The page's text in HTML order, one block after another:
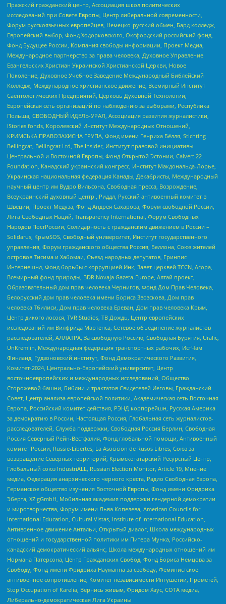
Пражский гражданский центр, Ассоциация школ политических
исследований при Совете Европы, Центр либеральной современности,
Форум русскоязычных европейцев, Немецко-русский обмен, Бард колледж,
Европейский выбор, Фонд Ходорковского, Оксфордский российский фонд,
Фонд Будущее России, Компания свободы информации, Проект Медиа,
Международное партнерство за права человека, Духовное Управление
Евангельских Христиан Украинской Христианской Церкви, Новое
Поколение, Духовное Учебное Заведение Международный Библейский
Колледж, Международное христианское движение, Всемирный Институт
Саентологических Предприятий, Церковь Духовной Технологии,
Европейская сеть организаций по наблюдению за выборами, Республика
Польша, СВОБОДНЫЙ ИДЕЛЬ-УРАЛ, Ассоциация развития журналистики,
IStories fonds, Королевский Институт Международных Отношений,
КРИМСЬКА ПРАВОЗАХИСНА ГРУПА, Фонд имени Генриха Бёлля, Stichting
Bellingcat, Bellingcat Ltd, The Insider, Институт правовой инициативы
Центральной и Восточной Европы, Фонд Открытой Эстонии, Calvert 22
Foundation, Канадский украинский конгресс, Институт Макдональда-Лорье,
Украинская национальная федерация Канады, Декабристы, Международный
научный центр им Вудро Вильсона, Свободная пресса, Возрождение,
Всеукраинский духовный центр , Риддл, Русский антивоенный комитет в
Швеции, Проект Медуза, Фонд Андрея Сахарова, Форум свободной России,
Лига Свободных Наций, Transparеncy International, Форум Свободных
Народов ПостРоссии, Солидарность с гражданским движением в России –
Solidarus, КрымSOS, Свободный университет, Институт государственного
управления, Форум гражданского общества Россия, Беллона, Союз жителей
островов Тисима и Хабомаи, Съезд народных депутатов, Гринпис
Интернешнл, Фонд борьбы с коррупцией Инк, Завет церквей TCCN, Агора,
Всемирный фонд природы, BDR Novaja Gazeta-Europe, Алтай проект,
Образовательный дом прав человека Чернигов, Фонд Дом Прав Человека,
Белорусский дом прав человека имени Бориса Звозскова, Дом прав
человека Тбилиси, Дом прав человека Ереван, Дом прав человека Крым,
Центр дикого лосося, TVR Studios, ТВ Дождь, Центр европейских
исследований им Вилфрида Мартенса, Сетевое объединение журналистов
расследователей, АЛЛАТРА, За свободную Россию, Свободная Бурятия, Uralic,
UnKremlin, Международная федерация транспортных рабочих, ИстЧам
Финланд, Гудзоновский институт, Фонд Демократического Развития,
Комитет-2024, Центрально-Европейский университет, Центр
восточноевропейских и международных исследований, Общество
Сторожевой башни, Библии и трактатов Свидетелей Иеговы, Гражданский
Совет, Центр анализа европейской политики, Академическая сеть Восточная
Европа, Российский комитет действия, РЭНД корпорейшн, Русская Америка
за демократию в России, Настоящая Россия, Глобальная сеть журналистов-
расследователей, Служба поддержки, Свободная Россия Берлин, Свободная
Россия Северный Рейн-Вестфалия, Фонд глобальной помощи, Антивоенный
комитет России, Russie-Libertes, La Asocicion de Rusos Libres, Союз за
возвращение Северных территорий, Крымскотатарский Ресурсный Центр,
Глобальный союз IndustriALL, Russian Election Monitor, Article 19, Мнение
медиа, Федерация анархического черного креста, Радио Свободная Европа,
Германское общество изучения Восточной Европы, Фонд имени Фридриха
Эберта, XZ gGmbH, Мобильная академия поддержки гендерной демократии
и миротворчества, Форум имени Льва Копелева, American Councils for
International Education, Cultural Vistas, Institute of International Education,
Антивоенное движение Антальи, Открытый диалог, Школа международных
отношений и государственной политики им Питера Мунка, Российско-
канадский демократический альянс, Школа международных отношений им
Нормана Патерсона, Центр Гражданских Свобод, Фонд Бориса Немцова за
Свободу, Фонд имени Фридриха Науманна за свободу, Феминистское
антивоенное сопротивление, Комитет независимости Ингушетии, Прометей,
Stop Occupation of Karelia, Вернись живым, Фридом Хаус, СОТА медиа,
Либерально-демократическая Лига Украины